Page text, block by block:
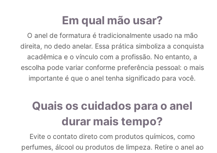
Em qual mão usar?
O anel de formatura é tradicionalmente usado na mão
direita, no dedo anelar. Essa prática simboliza a conquista
acadêmica e o vínculo com a profissão. No entanto, a
escolha pode variar conforme preferência pessoal: o mais
importante é que o anel tenha significado para você.
Quais os cuidados para o anel
durar mais tempo?
Evite o contato direto com produtos químicos, como
perfumes, álcool ou produtos de limpeza. Retire o anel ao